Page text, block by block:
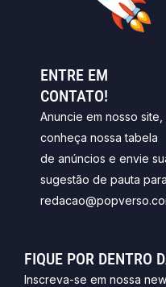
ENTRE EM
CONTATO!
Anuncie em nosso site,
conheça nossa tabela
de anúncios e envie
sugestão de pauta
FIQUE POR DENTRO
Inscreva-se em nossa